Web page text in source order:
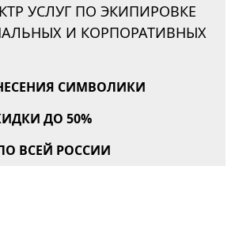
УСЛУГ ПО ЭКИПИРОВКЕ
И КОРПОРАТИВНЫХ
СИМВОЛИКИ
ДО 50%
ВСЕЙ РОССИИ